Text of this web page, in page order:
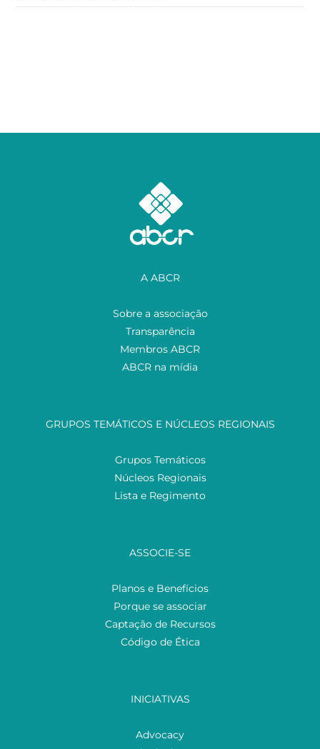
A ABCR
Sobre a associação
Transparência
Membros ABCR
ABCR na mídia
GRUPOS TEMÁTICOS E NÚCLEOS REGIONAIS
Grupos Temáticos
Núcleos Regionais
Lista e Regimento
ASSOCIE-SE
Planos e Benefícios
Porque se associar
Captação de Recursos
Código de Ética
INICIATIVAS
Advocacy